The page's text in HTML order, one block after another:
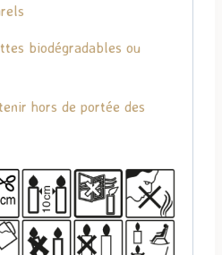
biodégradables ou
hors de portée des